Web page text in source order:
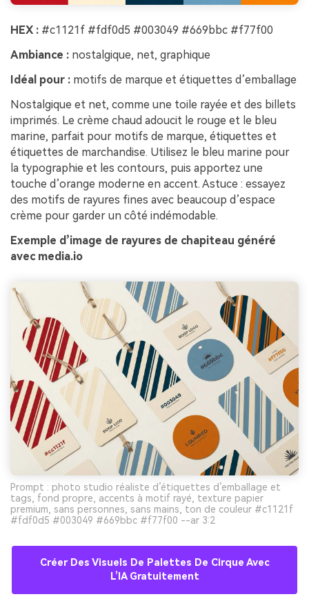
HEX : #c1121f #fdf0d5 #003049 #669bbc #f77f00
Ambiance : nostalgique, net, graphique
Idéal pour : motifs de marque et étiquettes d’emballage
Nostalgique et net, comme une toile rayée et des billets
imprimés. Le crème chaud adoucit le rouge et le bleu
marine, parfait pour motifs de marque, étiquettes et
étiquettes de marchandise. Utilisez le bleu marine pour
la typographie et les contours, puis apportez une
touche d’orange moderne en accent. Astuce : essayez
des motifs de rayures fines avec beaucoup d’espace
crème pour garder un côté indémodable.
Exemple d’image de rayures de chapiteau généré
avec media.io
Prompt : photo studio réaliste d’étiquettes d’emballage et
tags, fond propre, accents à motif rayé, texture papier
premium, sans personnes, sans mains, ton de couleur #c1121f
#fdf0d5 #003049 #669bbc #f77f00 --ar 3:2
Créer Des Visuels De Palettes De Cirque Avec
L’IA Gratuitement